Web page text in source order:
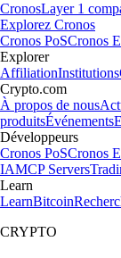
CronosLayer 1
Explorez Cronos
Cronos PoSCronos
Explorer
AffiliationInstitutions
Crypto.com
À propos de nous
produitsÉvénements
Développeurs
Cronos PoSCronos
IAMCP Servers
Learn
LearnBitcoin
CRYPTO